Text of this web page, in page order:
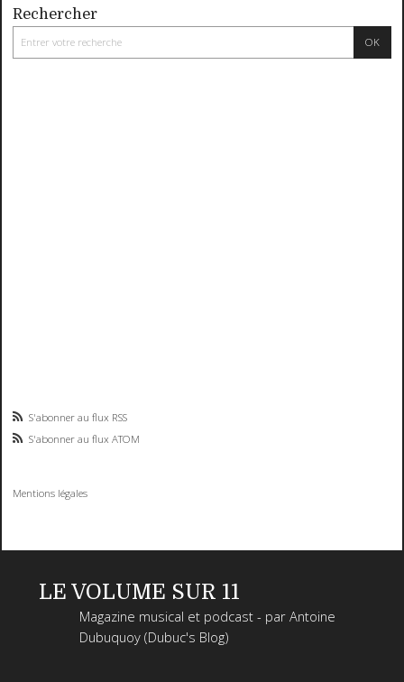
Rechercher
S'abonner au flux RSS
S'abonner au flux ATOM
Mentions légales
LE VOLUME SUR 11
Magazine musical et podcast - par Antoine
Dubuquoy (Dubuc's Blog)